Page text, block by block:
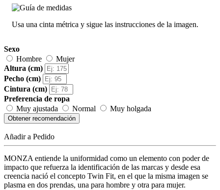
Usa una cinta métrica y sigue las instrucciones de la imagen.
Sexo
Hombre
Mujer
Altura (cm)
Pecho (cm)
Cintura (cm)
Preferencia de ropa
Muy ajustada
Normal Muy holgada
Obtener recomendación
Añadir a Pedido
MONZA entiende la uniformidad como un elemento con poder de
impacto que refuerza la identificación de las marcas y desde esa
creencia nació el concepto Twin Fit, en el que la misma imagen se
plasma en dos prendas, una para hombre y otra para mujer.